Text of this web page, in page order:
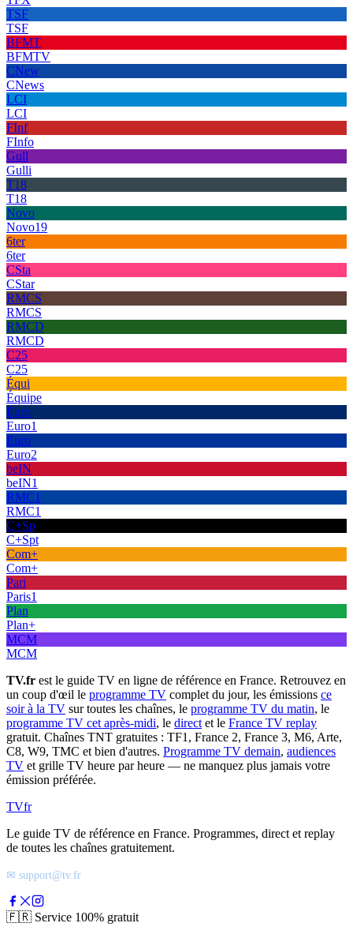
TSF
TSF
BFMT
BFMTV
CNew
CNews
LCI
LCI
FInf
FInfo
Gull
Gulli
T18
T18
Novo
Novo19
6ter
6ter
CSta
CStar
RMCS
RMCS
RMCD
RMCD
C25
C25
Équi
Équipe
Euro
Euro1
Euro
Euro2
beIN
beIN1
RMC1
RMC1
C+Sp
C+Spt
Com+
Com+
Pari
Paris1
Plan
Plan+
MCM
MCM
TV.fr est le guide TV en ligne de référence en France. Retrouvez en
un coup d'œil le programme TV complet du jour, les émissions ce
soir à la TV sur toutes les chaînes, le programme TV du matin, le
programme TV cet après-midi, le direct et le France TV replay
gratuit. Chaînes TNT gratuites : TF1, France 2, France 3, M6, Arte,
C8, W9, TMC et bien d'autres. Programme TV demain, audiences
TV et grille TV heure par heure — ne manquez plus jamais votre
émission préférée.
TVfr
Le guide TV de référence en France. Programmes, direct et replay
de toutes les chaînes gratuitement.
✉ support@tv.fr
🇫🇷 Service 100% gratuit